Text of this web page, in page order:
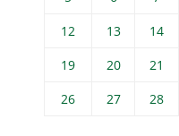
12
13 14
19
20 21
26
27 28